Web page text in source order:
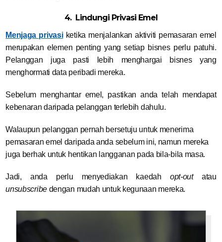
4. Lindungi Privasi Emel
Menjaga privasiketika menjalankan aktiviti pemasaran emel
merupakan elemen penting yang setiap bisnes perlu patuhi.
Pelanggan juga pasti lebih menghargai bisnes yang
menghormati data peribadi mereka.
Sebelum menghantar emel, pastikan anda telah mendapat
kebenaran daripada pelanggan terlebih dahulu.
Walaupun pelanggan pernah bersetuju untuk menerima
pemasaran emel daripada anda sebelum ini, namun mereka
juga berhak untuk hentikan langganan pada bila-bila masa.
Jadi, anda perlu menyediakan kaedah opt-outatau
unsubscribe dengan mudah untuk kegunaan mereka.